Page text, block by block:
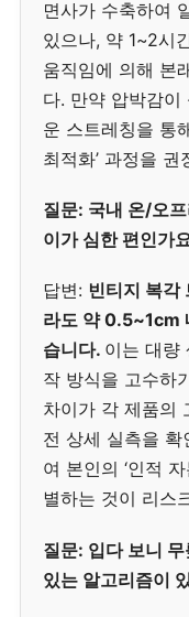
면사가 수축하여
있으나, 약 1~2시
움직임에 의해 본
다. 만약 압박감이
운 스트레칭을 통
최적화’ 과정을 권
질문: 국내 온/오
이가 심한 편인가
답변: 빈티지 복각
라도 약 0.5~1cm
습니다. 이는 대량
작 방식을 고수하
차이가 각 제품의
전 상세 실측을
여 본인의 ‘인적
별하는 것이 리스
질문: 입다 보니
있는 알고리즘이